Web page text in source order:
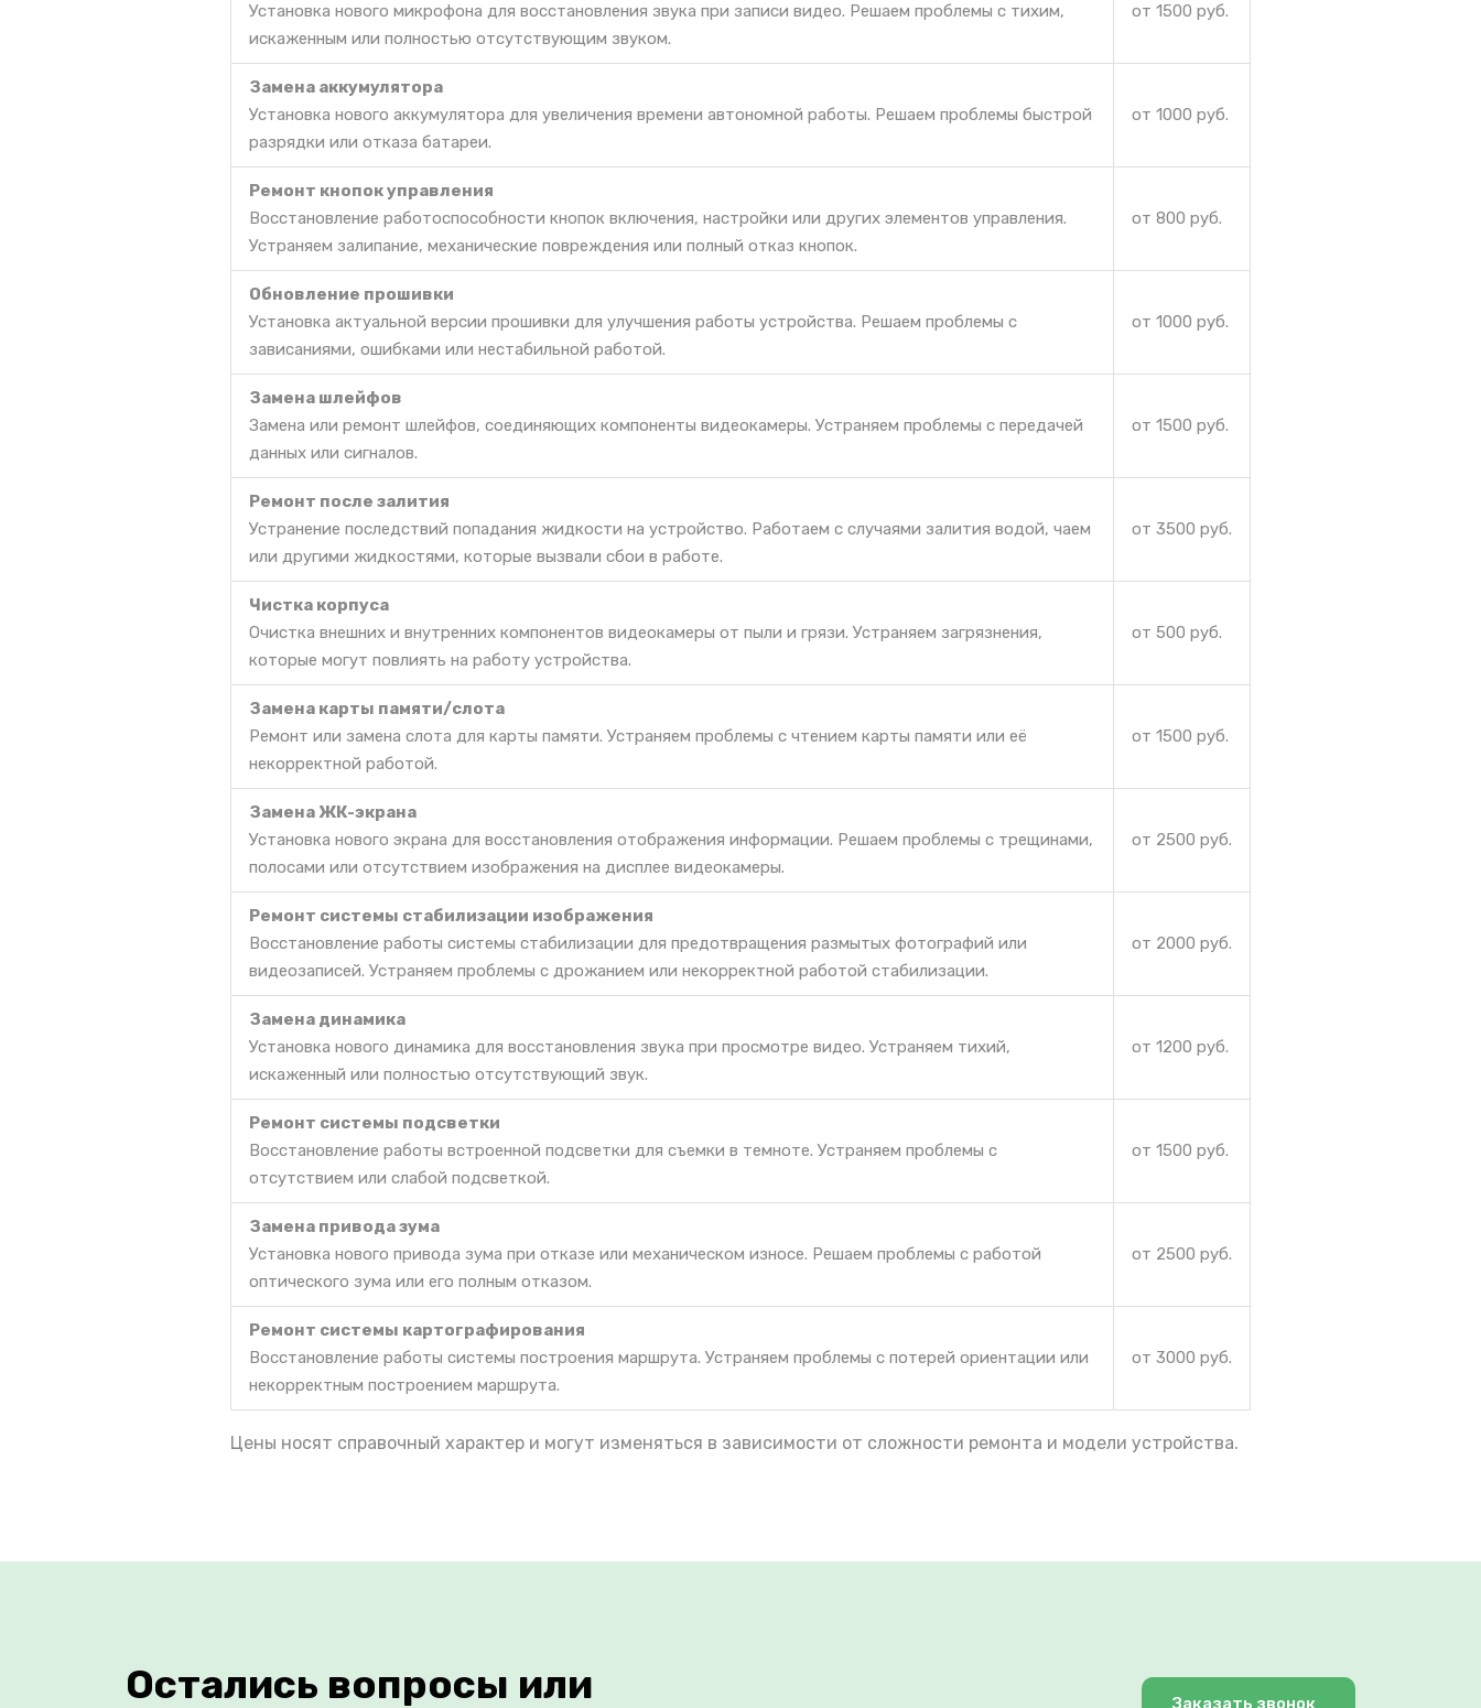
Установка нового микрофона для восстановления звука при записи видео. Решаем проблемы с тихим,
искаженным или полностью отсутствующим звуком.
от 1500 руб.
Замена аккумулятора
Установка нового аккумулятора для увеличения времени автономной работы. Решаем проблемы быстрой
разрядки или отказа батареи.
от 1000 руб.
Ремонт кнопок управления
Восстановление работоспособности кнопок включения, настройки или других элементов управления.
Устраняем залипание, механические повреждения или полный отказ кнопок.
от 800 руб.
Обновление прошивки
Установка актуальной версии прошивки для улучшения работы устройства. Решаем проблемы с
зависаниями, ошибками или нестабильной работой.
от 1000 руб.
Замена шлейфов
Замена или ремонт шлейфов, соединяющих компоненты видеокамеры. Устраняем проблемы с передачей
данных или сигналов.
от 1500 руб.
Ремонт после залития
Устранение последствий попадания жидкости на устройство. Работаем с случаями залития водой, чаем
или другими жидкостями, которые вызвали сбои в работе.
от 3500 руб.
Чистка корпуса
Очистка внешних и внутренних компонентов видеокамеры от пыли и грязи. Устраняем загрязнения,
которые могут повлиять на работу устройства.
от 500 руб.
Замена карты памяти/слота
Ремонт или замена слота для карты памяти. Устраняем проблемы с чтением карты памяти или её
некорректной работой.
от 1500 руб.
Замена ЖК-экрана
Установка нового экрана для восстановления отображения информации. Решаем проблемы с трещинами,
полосами или отсутствием изображения на дисплее видеокамеры.
от 2500 руб.
Ремонт системы стабилизации изображения
Восстановление работы системы стабилизации для предотвращения размытых фотографий или
видеозаписей. Устраняем проблемы с дрожанием или некорректной работой стабилизации.
от 2000 руб.
Замена динамика
Установка нового динамика для восстановления звука при просмотре видео. Устраняем тихий,
искаженный или полностью отсутствующий звук.
от 1200 руб.
Ремонт системы подсветки
Восстановление работы встроенной подсветки для съемки в темноте. Устраняем проблемы с
отсутствием или слабой подсветкой.
от 1500 руб.
Замена привода зума
Установка нового привода зума при отказе или механическом износе. Решаем проблемы с работой
оптического зума или его полным отказом.
от 2500 руб.
Ремонт системы картографирования
Восстановление работы системы построения маршрута. Устраняем проблемы с потерей ориентации или
некорректным построением маршрута.
от 3000 руб.
Цены носят справочный характер и могут изменяться в зависимости от сложности ремонта и модели устройства.
Остались вопросы или Заказать звонок